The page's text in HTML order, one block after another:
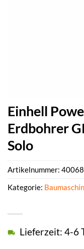
Einhell
Erdbohrer
Solo
Lieferzeit: 4-6
Artikelnummer:
Kategorie: